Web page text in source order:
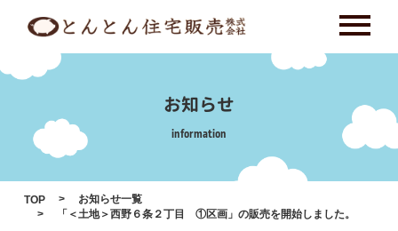
content
お知らせ
information
TOP
お知らせ一覧
「＜土地＞西野６条２丁目 ①区画」の販売を開始しました。